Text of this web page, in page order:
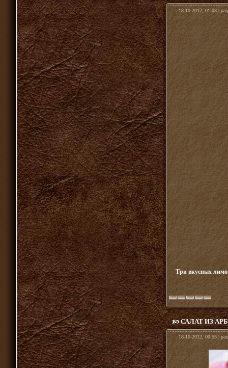
18-10-2012, 01:03 |
Три вкусных
САЛАТ ИЗ
18-10-2012, 00:55 |